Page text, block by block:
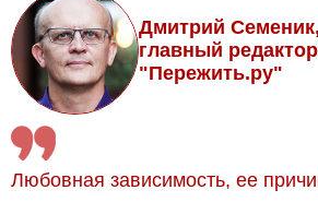
Дмитрий
главный
"Пережить.ру"
Любовная зависимость, ее